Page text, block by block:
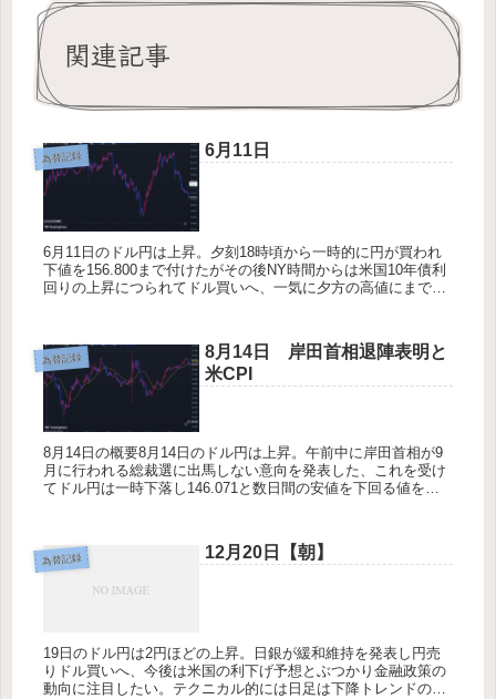
関連記事
為替記録 6月11日
6月11日のドル円は上昇。夕刻18時頃から一時的に円が買われ
下値を156.800まで付けたがその後NY時間からは米国10年債利
回りの上昇につられてドル買いへ、一気に夕方の高値にまで値
為替記録
8月14日 岸田首相退陣表明と
米CPI
8月14日の概要8月14日のドル円は上昇。午前中に岸田首相が9
月に行われる総裁選に出馬しない意向を発表した、これを受け
てドル円は一時下落し146.071と数日間の安値を下回る値を付
為替記録 12月20日【朝】
19日のドル円は2円ほどの上昇。日銀が緩和維持を発表し円売
りドル買いへ、今後は米国の利下げ予想とぶつかり金融政策の
動向に注目したい。テクニカル的には日足は下降トレンドの調